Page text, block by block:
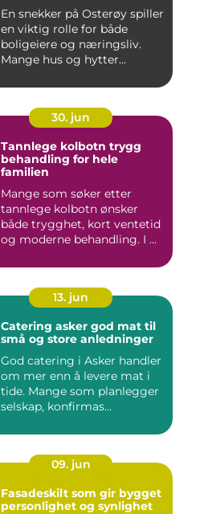
En snekker på Osterøy spiller
en viktig rolle for både
boligeiere og næringsliv.
Mange hus og hytter...
30. jun
Tannlege kolbotn trygg
behandling for hele
familien
Mange som søker etter
tannlege kolbotn ønsker
både trygghet, kort ventetid
og moderne behandling. I ...
13. jun
Catering asker god mat til
små og store anledninger
God catering i Asker handler
om mer enn å levere mat i
tide. Mange som planlegger
selskap, konfirmas...
09. jun
Fasadeskilt som gir bygget
personlighet og synlighet